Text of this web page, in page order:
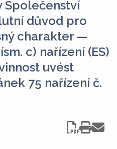
Společenství
důvod pro
charakter —
c) nařízení (ES)
uvést
75 nařízení č.